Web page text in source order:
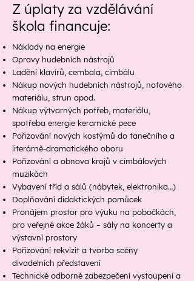
Z úplaty za vzdělávání
škola financuje:
Náklady na energie
Opravy hudebních nástrojů
Ladění klavírů, cembala, cimbálu
Nákup nových hudebních nástrojů, notového
materiálu, strun apod.
Nákup výtvarných potřeb, materiálu,
spotřeba energie keramické pece
Pořizování nových kostýmů do tanečního a
literárně-dramatického oboru
Pořizování a obnova krojů v cimbálových
muzikách
Vybavení tříd a sálů (nábytek, elektronika…)
Doplňování didaktických pomůcek
Pronájem prostor pro výuku na pobočkách,
pro veřejné akce žáků – sály na koncerty a
výstavní prostory
Pořizování rekvizit a tvorba scény
divadelních představení
Technické odborné zabezpečení vystoupení a